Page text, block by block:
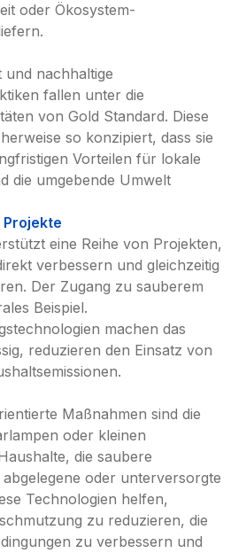
oder Ökosystem-
nachhaltige
fallen unter die
von Gold Standard. Diese
so konzipiert, dass sie
Vorteilen für lokale
die umgebende Umwelt
eine Reihe von Projekten,
verbessern und gleichzeitig
Der Zugang zu sauberem
Beispiel.
machen das
reduzieren den Einsatz von
Maßnahmen sind die
oder kleinen
die saubere
oder unterversorgte
Technologien helfen,
zu reduzieren, die
zu verbessern und